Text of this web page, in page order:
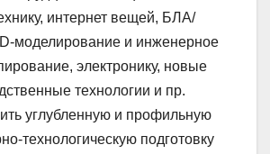
интернет вещей, БЛА/
моделирование и инженерное
электронику, новые
технологии и пр.
углубленную и профильную
технологическую подготовку